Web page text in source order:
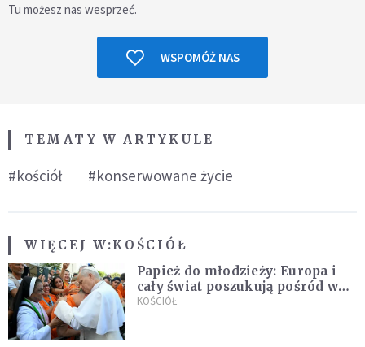
Tu możesz nas wesprzeć.
WSPOMÓŻ NAS
TEMATY W ARTYKULE
#kościół #konserwowane życie
WIĘCEJ W:KOŚCIÓŁ
Papież do młodzieży: Europa i
cały świat poszukują pośród was
nowych świętych
KOŚCIÓŁ